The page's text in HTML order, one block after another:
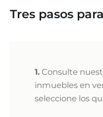
Tres pasos
1. Consulte
inmuebles en
seleccione los